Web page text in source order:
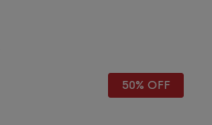
50% OFF